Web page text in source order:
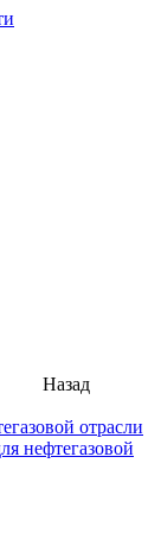
Назад
отрасли
нефтегазовой